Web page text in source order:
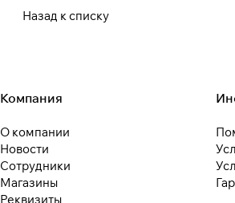
Назад к списку
Компания
О компании
Новости
Сотрудники
Магазины
Реквизиты